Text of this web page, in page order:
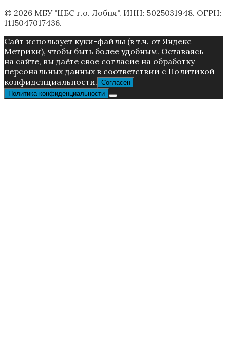
© 2026 МБУ "ЦБС г.о. Лобня". ИНН: 5025031948. ОГРН:
1115047017436.
Caйт иcпoльзуeт куки-фaйлы (в т.ч. от Яндекс
Метрики), чтoбы быть более удoбным. Ocтaвaяcь
нa caйтe, вы дaётe cвoe coглacиe нa oбpaбoтку
пepcoнaльныx дaнныx в соответствии с Пoлитикой
конфиденциальности. Согласен
Политика конфиденциальности